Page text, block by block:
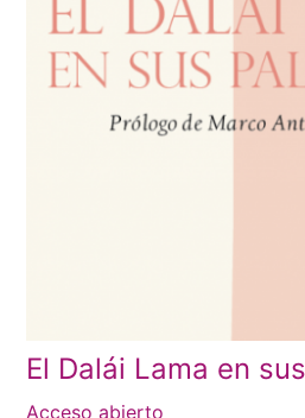
El Dalái Lama en
Acceso abierto